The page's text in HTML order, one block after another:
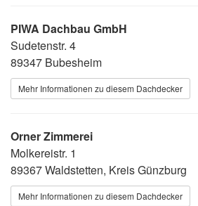
PIWA Dachbau GmbH
Sudetenstr. 4
89347 Bubesheim
Mehr Informationen zu diesem Dachdecker
Orner Zimmerei
Molkereistr. 1
89367 Waldstetten, Kreis Günzburg
Mehr Informationen zu diesem Dachdecker